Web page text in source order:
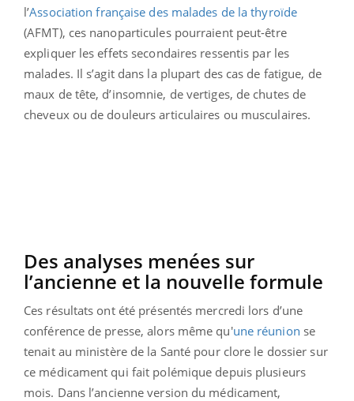
l’Association française des malades de la thyroïde
(AFMT), ces nanoparticules pourraient peut-être
expliquer les effets secondaires ressentis par les
malades. Il s’agit dans la plupart des cas de fatigue, de
maux de tête, d’insomnie, de vertiges, de chutes de
cheveux ou de douleurs articulaires ou musculaires.
Des analyses menées sur
l’ancienne et la nouvelle formule
Ces résultats ont été présentés mercredi lors d’une
conférence de presse, alors même qu'une réunion se
tenait au ministère de la Santé pour clore le dossier sur
ce médicament qui fait polémique depuis plusieurs
mois. Dans l’ancienne version du médicament,